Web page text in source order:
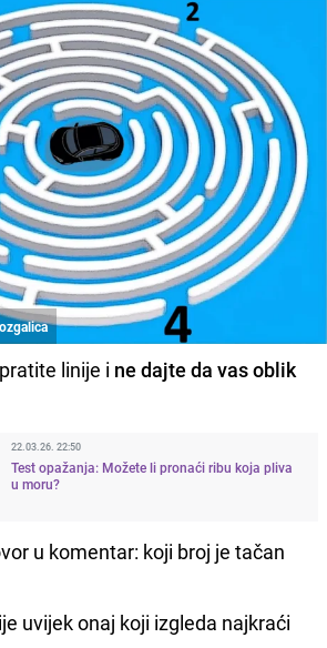
linije i ne dajte da vas oblik
22.03.26. 22:50
Test opažanja: Možete li pronaći ribu koja pliva
u moru?
u komentar: koji broj je tačan
uvijek onaj koji izgleda najkraći